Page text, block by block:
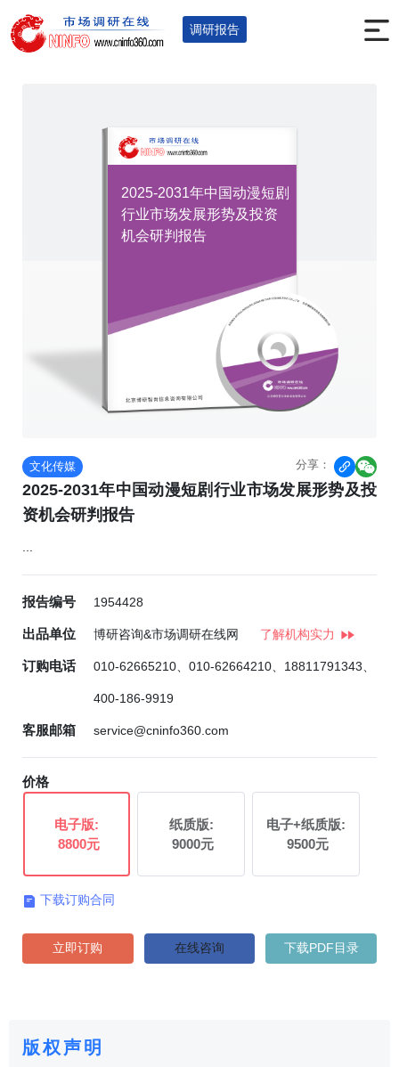
调研报告
您的位置：首页>调研报告 >文化传媒
2025-2031年中国动漫短剧
行业市场发展形势及投资
机会研判报告
文化传媒 分享：  
2025-2031年中国动漫短剧行业市场发展形势及投
资机会研判报告
报告编号 1954428
出品单位 博研咨询&市场调研在线网 了解机构实力
订购电话 010-62665210、010-62664210、18811791343、
400-186-9919
客服邮箱 service@cninfo360.com
价格
电子版:
8800元
纸质版:
9000元
电子+纸质版:
9500元
 下载订购合同
立即订购 在线咨询 下载PDF目录
版权声明